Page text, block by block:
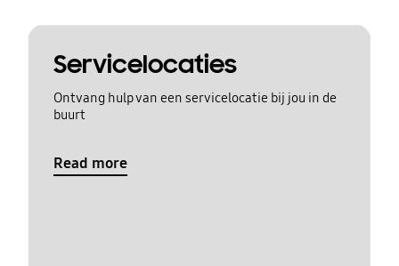
Servicelocaties
Ontvang hulp van een servicelocatie bij jou in de
buurt
Read more